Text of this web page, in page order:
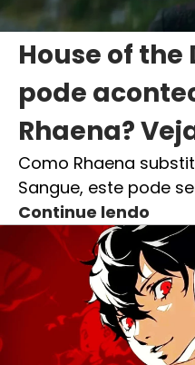
House of the
pode
Rhaena?
Como Rhaena
Sangue, este pode
Continue lendo